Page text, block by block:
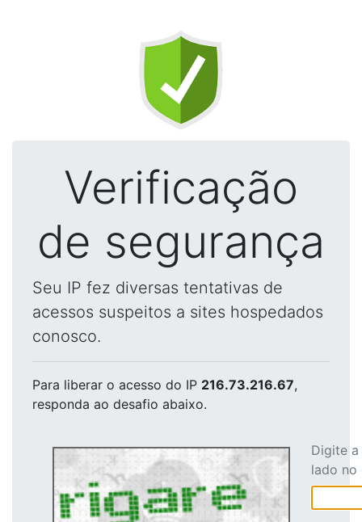
Verificação
de segurança
Seu IP fez diversas tentativas de
acessos suspeitos a sites hospedados
conosco.
Para liberar o acesso do IP 216.73.216.67,
responda ao desafio abaixo.
Digite
lado no